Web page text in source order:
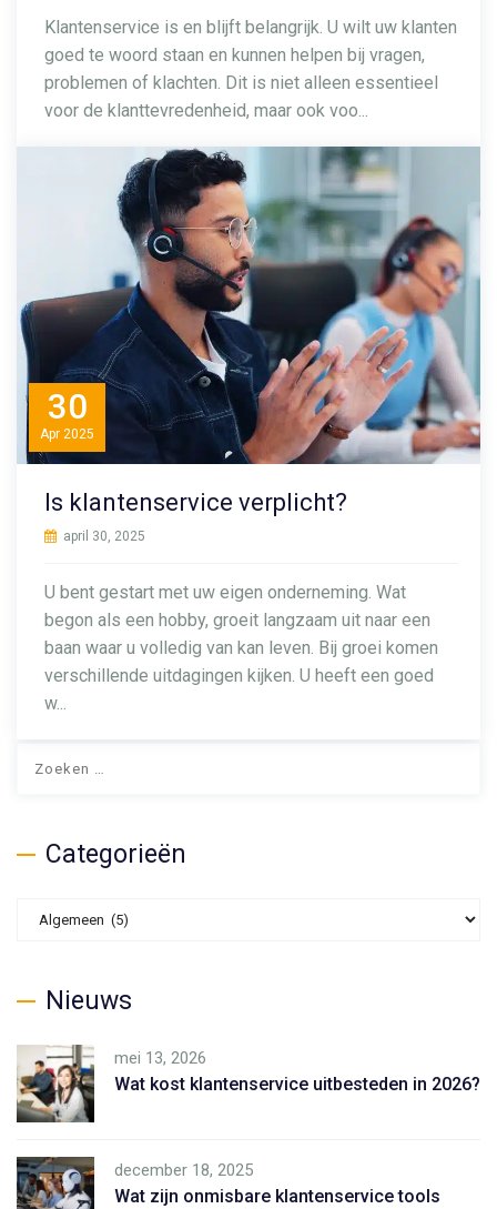
Klantenservice is en blijft belangrijk. U wilt uw klanten
goed te woord staan en kunnen helpen bij vragen,
problemen of klachten. Dit is niet alleen essentieel
voor de klanttevredenheid, maar ook voo...
30
Apr 2025
Is klantenservice verplicht?
april 30, 2025
U bent gestart met uw eigen onderneming. Wat
begon als een hobby, groeit langzaam uit naar een
baan waar u volledig van kan leven. Bij groei komen
verschillende uitdagingen kijken. U heeft een goed
w...
r
Categorieën
e
o
r
i
ë
n
Nieuws
mei 13, 2026
Wat kost klantenservice uitbesteden in 2026?
december 18, 2025
Wat zijn onmisbare klantenservice tools